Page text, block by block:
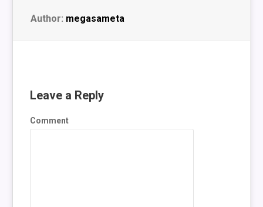
Author: megasameta
Leave a Reply
Comment